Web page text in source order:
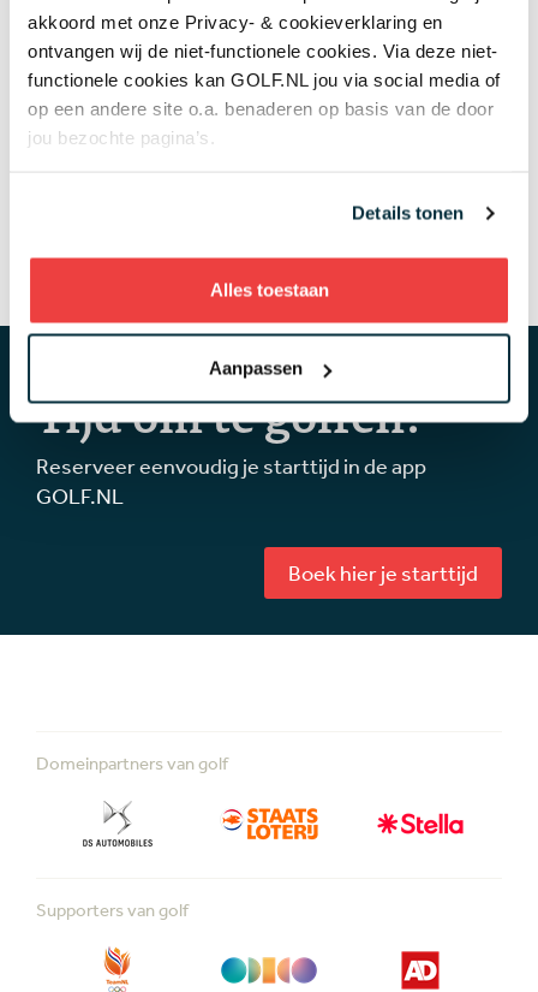
akkoord met onze Privacy- & cookieverklaring en
ontvangen wij de niet-functionele cookies. Via deze niet-
functionele cookies kan GOLF.NL jou via social media of
op een andere site o.a. benaderen op basis van de door
jou bezochte pagina’s.
Details tonen
Alles toestaan
Aanpassen
Topgolf
05 aug
Review van Netflix-serie The Hawk: binnen vijf
minuten weet je genoeg
Overig nieuws
Tijd om te golfen!
Reserveer eenvoudig je starttijd in de app
GOLF.NL
Boek hier je starttijd
Domeinpartners van golf
Supporters van golf